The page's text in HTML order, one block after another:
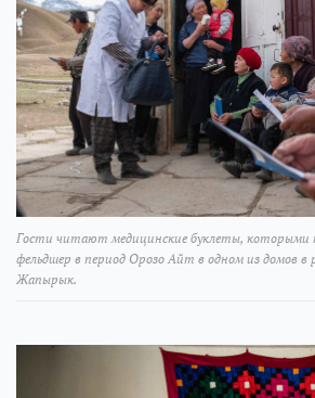
Гости читают медицинские буклеты, которыми
фельдшер в период Орозо Айт в одном из домов в
Жапырык.